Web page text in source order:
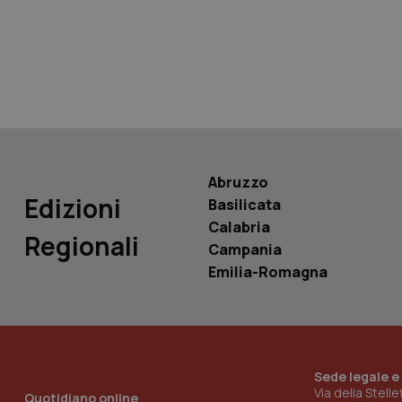
Edizioni
Regionali
Abruzzo
Basilicata
Calabria
Campania
Emilia-Romagna
Quotidiano online
Sede legale
Via della
_ga_KM60CM4NPH